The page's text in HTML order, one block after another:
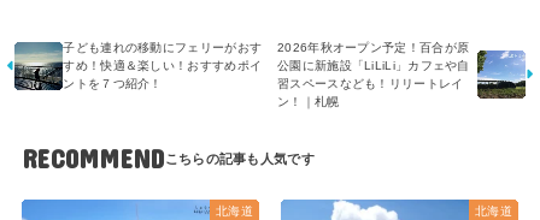
子ども連れの移動にフェリーがおす
すめ！快適＆楽しい！おすすめポイ
ントを７つ紹介！
2026年秋オープン予定！百合が原
公園に新施設「LiLiLi」カフェや自
習スペースなども！リリートレイ
ン！｜札幌
RECOMMEND
北海道 北海道